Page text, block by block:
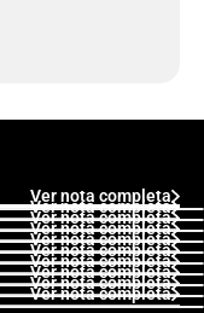
Ver nota completa
Ver nota completa
Ver nota completa
Ver nota completa
Ver nota completa
Ver nota completa
Ver nota completa
Ver nota completa
Ver nota completa
Ver nota completa